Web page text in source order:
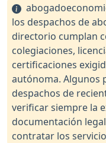
los despachos de
directorio cumplan
colegiaciones,
certificaciones
autónoma. Algunos
despachos de
verificar siempre la
documentación
contratar los